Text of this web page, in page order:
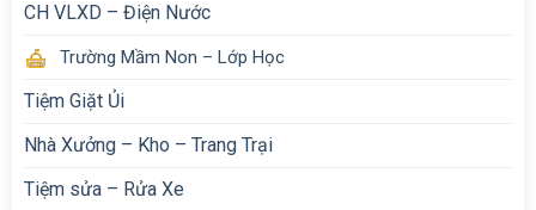
CH VLXD – Điện Nước
Trường Mầm Non – Lớp Học
Tiệm Giặt Ủi
Nhà Xưởng – Kho – Trang Trại
Tiệm sửa – Rửa Xe